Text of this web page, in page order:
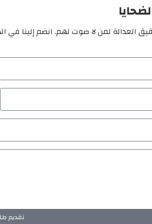
العدالة لمن لا صوت لهم. انضم إلينا
تقديم